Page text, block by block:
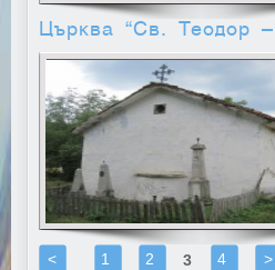
Църква “Св. Теодор
< 1 2 3 4 >